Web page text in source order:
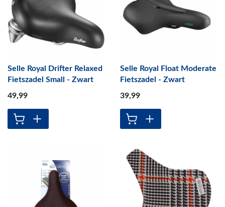
Selle Royal Drifter Relaxed
Fietszadel Small - Zwart
49,99
Selle Royal Float Moderate
Fietszadel - Zwart
39,99